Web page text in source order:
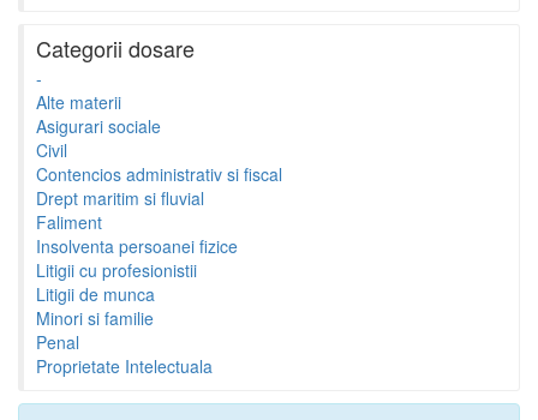
Categorii dosare
-
Alte materii
Asigurari sociale
Civil
Contencios administrativ si fiscal
Drept maritim si fluvial
Faliment
Insolventa persoanei fizice
Litigii cu profesionistii
Litigii de munca
Minori si familie
Penal
Proprietate Intelectuala